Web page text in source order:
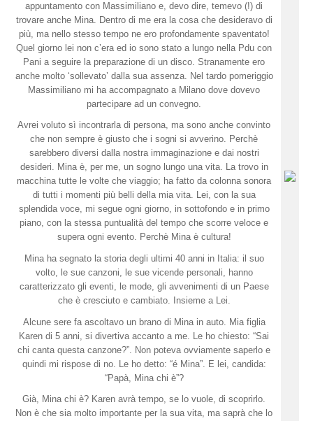
appuntamento con Massimiliano e, devo dire, temevo (!) di
trovare anche Mina. Dentro di me era la cosa che desideravo di
più, ma nello stesso tempo ne ero profondamente spaventato!
Quel giorno lei non c’era ed io sono stato a lungo nella Pdu con
Pani a seguire la preparazione di un disco. Stranamente ero
anche molto ‘sollevato’ dalla sua assenza. Nel tardo pomeriggio
Massimiliano mi ha accompagnato a Milano dove dovevo
partecipare ad un convegno.
Avrei voluto sì incontrarla di persona, ma sono anche convinto
che non sempre è giusto che i sogni si avverino. Perchè
sarebbero diversi dalla nostra immaginazione e dai nostri
desideri. Mina è, per me, un sogno lungo una vita. La trovo in
macchina tutte le volte che viaggio; ha fatto da colonna sonora
di tutti i momenti più belli della mia vita. Lei, con la sua
splendida voce, mi segue ogni giorno, in sottofondo e in primo
piano, con la stessa puntualità del tempo che scorre veloce e
supera ogni evento. Perchè Mina è cultura!
Mina ha segnato la storia degli ultimi 40 anni in Italia: il suo
volto, le sue canzoni, le sue vicende personali, hanno
caratterizzato gli eventi, le mode, gli avvenimenti di un Paese
che è cresciuto e cambiato. Insieme a Lei.
Alcune sere fa ascoltavo un brano di Mina in auto. Mia figlia
Karen di 5 anni, si divertiva accanto a me. Le ho chiesto: “Sai
chi canta questa canzone?”. Non poteva ovviamente saperlo e
quindi mi rispose di no. Le ho detto: “é Mina”. E lei, candida:
“Papà, Mina chi è”?
Già, Mina chi è? Karen avrà tempo, se lo vuole, di scoprirlo.
Non è che sia molto importante per la sua vita, ma saprà che lo